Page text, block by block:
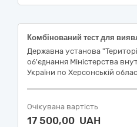
Державна установа
об'єднання Міністерства
України по Херсонській
Очікувана вартість
17 500,00 UAH